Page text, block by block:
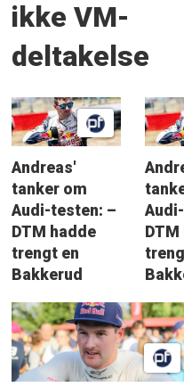
ikke VM-
deltakelse
Andreas'
tanker om
Audi-testen: –
DTM hadde
trengt en
Bakkerud
DTM